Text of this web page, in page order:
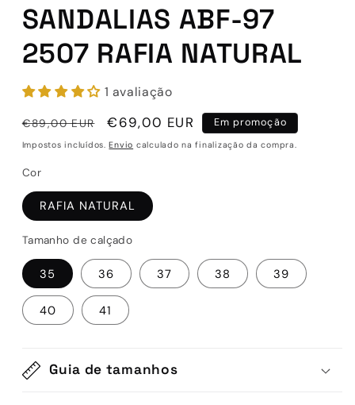
SANDALIAS ABF-97
2507 RAFIA NATURAL
1 avaliação
Preço
normal
€89,00 EUR
Preço
de
€69,00 EUR Em promoção
Impostos incluídos.Envio calculado na finalização da compra.
Cor
RAFIA NATURAL
Tamanho de calçado
35 36 37 38 39
40 41
Guia de tamanhos